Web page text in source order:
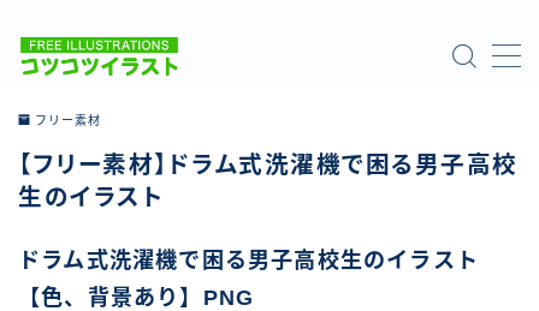
ホーム
お問い合わせ
フリー素材
【フリー素材】ドラム式洗濯機で困る男子高校
生のイラスト
ドラム式洗濯機で困る男子高校生のイラスト
【色、背景あり】PNG